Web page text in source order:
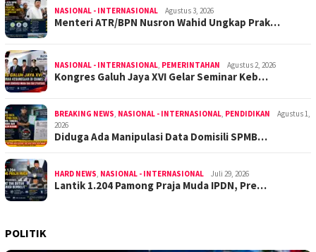
NASIONAL - INTERNASIONAL Agustus 3, 2026
Menteri ATR/BPN Nusron Wahid Ungkap Prak…
NASIONAL - INTERNASIONAL, PEMERINTAHAN Agustus 2, 2026
Kongres Galuh Jaya XVI Gelar Seminar Keb…
BREAKING NEWS, NASIONAL - INTERNASIONAL, PENDIDIKAN
Agustus 1,
2026
Diduga Ada Manipulasi Data Domisili SPMB…
HARD NEWS, NASIONAL - INTERNASIONAL Juli 29, 2026
Lantik 1.204 Pamong Praja Muda IPDN, Pre…
POLITIK